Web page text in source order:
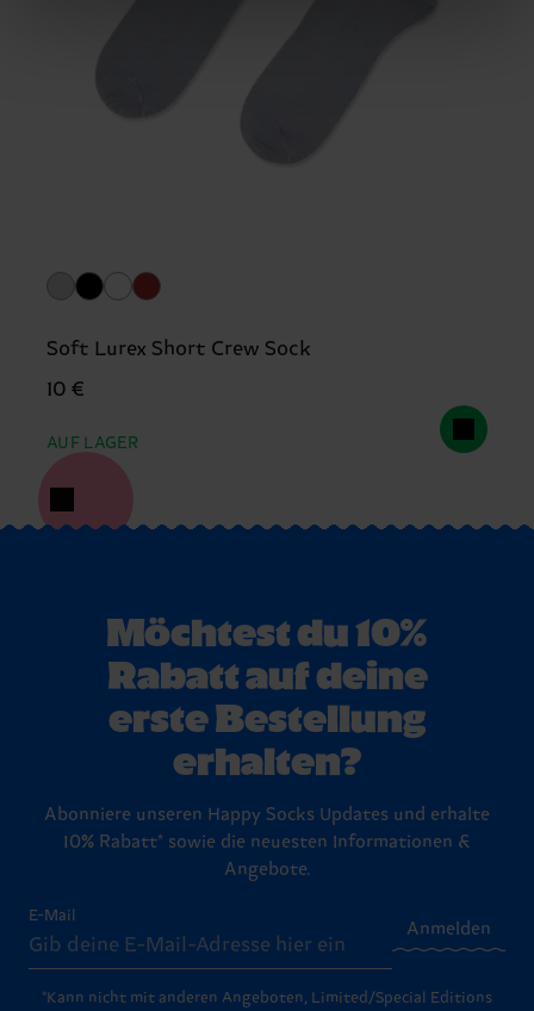
75% Organic cotton blend, 24%
Polyamide, 1% Elastane
Soft Lurex Short Crew Sock
10 €
AUF LAGER
Möchtest du 10%
Rabatt auf deine
erste Bestellung
erhalten?
Abonniere unseren Happy Socks Updates und erhalte
10% Rabatt* sowie die neuesten Informationen &
Angebote.
E-Mail
Anmelden
*Kann nicht mit anderen Angeboten, Limited/Special Editions